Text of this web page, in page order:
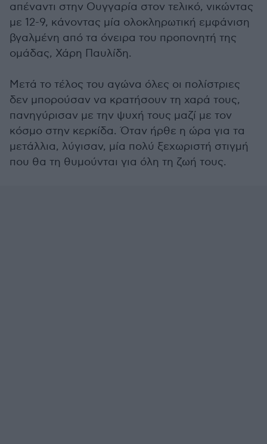
απέναντι στην Ουγγαρία στον τελικό, νικώντας
με 12-9, κάνοντας μία ολοκληρωτική εμφάνιση
βγαλμένη από τα όνειρα του προπονητή της
ομάδας, Χάρη Παυλίδη.
Μετά το τέλος του αγώνα όλες οι πολίστριες
δεν μπορούσαν να κρατήσουν τη χαρά τους,
πανηγύρισαν με την ψυχή τους μαζί με τον
κόσμο στην κερκίδα. Όταν ήρθε η ώρα για τα
μετάλλια, λύγισαν, μία πολύ ξεχωριστή στιγμή
που θα τη θυμούνται για όλη τη ζωή τους.